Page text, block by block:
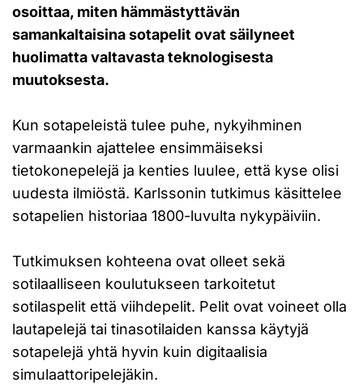
osoittaa, miten hämmästyttävän
samankaltaisina sotapelit ovat säilyneet
huolimatta valtavasta teknologisesta
muutoksesta.
Kun sotapeleistä tulee puhe, nykyihminen
varmaankin ajattelee ensimmäiseksi
tietokonepelejä ja kenties luulee, että kyse olisi
uudesta ilmiöstä. Karlssonin tutkimus käsittelee
sotapelien historiaa 1800-luvulta nykypäiviin.
Tutkimuksen kohteena ovat olleet sekä
sotilaalliseen koulutukseen tarkoitetut
sotilaspelit että viihdepelit. Pelit ovat voineet olla
lautapelejä tai tinasotilaiden kanssa käytyjä
sotapelejä yhtä hyvin kuin digitaalisia
simulaattoripelejäkin.